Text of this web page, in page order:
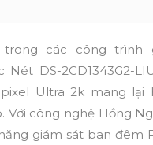
các công trình
Nét DS-2CD1343G2-
Ultra 2k mang lại
Với công nghệ Hồng
giám sát ban đêm